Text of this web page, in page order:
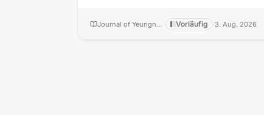
Journal of Yeungnam medical science · Vorläufig ·3. Aug. 2026